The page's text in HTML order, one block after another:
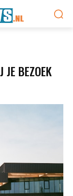
JE BEZOEK